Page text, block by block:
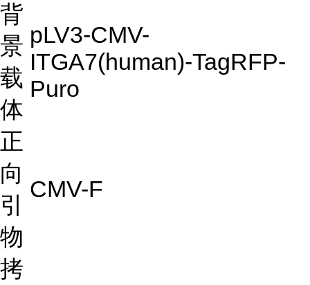
背
景
载
体
pLV3-CMV-
ITGA7(human)-TagRFP-
Puro
正
向
引
物
CMV-F
拷